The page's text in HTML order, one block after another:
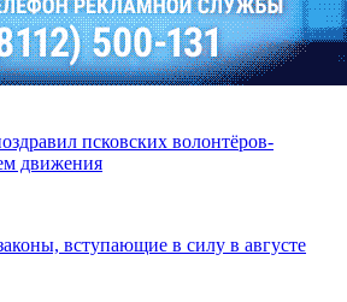
псковских волонтёров-
движения
вступающие в силу в августе